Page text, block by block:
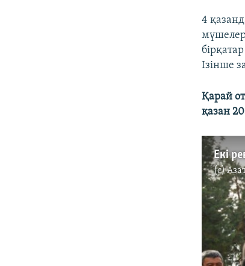
4
Ізінше
Қарай
қазан
(c)